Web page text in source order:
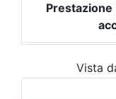
Vista